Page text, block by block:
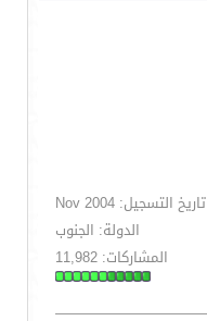
تاريخ التسجيل: Nov 2004
الدولة: الجنوب
المشاركات: 11,982